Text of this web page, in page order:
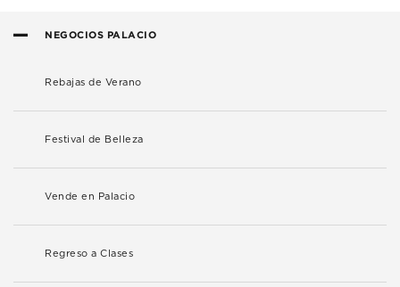
NEGOCIOS PALACIO
Rebajas de Verano
Festival de Belleza
Vende en Palacio
Regreso a Clases